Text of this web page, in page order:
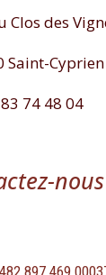
Clos des
Saint-Cyprien
74 48 04
897 469